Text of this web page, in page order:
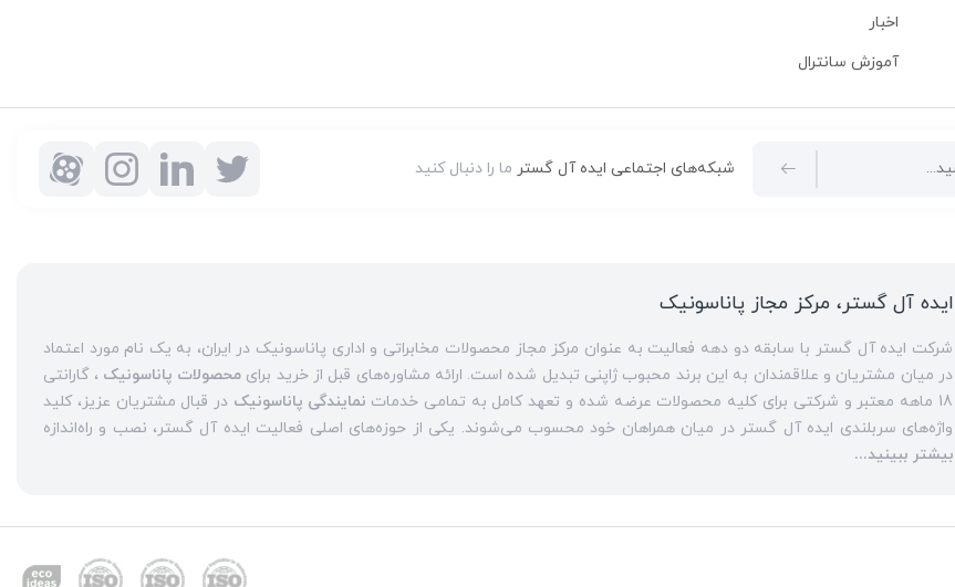
اخبار
آموزش سانترال
شبکه‌های اجتماعی ایده آل گستر ما را دنبال کنید
ایده آل گستر، مرکز مجاز پاناسونیک
شرکت ایده آل گستر با سابقه دو دهه فعالیت به عنوان مرکز مجاز محصولات مخابراتی و اداری پاناسونیک در ایران، به یک نام مورد اعتماد
در میان مشتریان و علاقمندان به این برند محبوب ژاپنی تبدیل شده است. ارائه مشاوره‌های قبل از خرید برای
محصولات پاناسونیک ، گارانتی
18 ماهه معتبر و شرکتی برای کلیه محصولات عرضه شده و تعهد کامل به تمامی خدمات
نمایندگی پاناسونیک در قبال مشتریان عزیز، کلید
واژه‌های سربلندی ایده آل گستر در میان همراهان خود محسوب می‌شوند. یکی از حوزه‌های اصلی فعالیت ایده آل گستر، نصب و راه‌اندازه
انواع مراکزسانترال
حوزه‌های همراهی ایده آل گستر با مشتریان گرامی، فعالیت به عنواننمایندگی تعمیرات تلفن پاناسونیک در تهران است.
تعمیر تلفن
بیشتر ببینید...